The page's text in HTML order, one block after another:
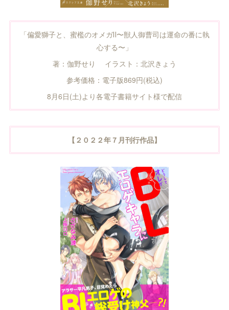
「偏愛獅子と、蜜檻のオメガⅡ〜獣人御曹司は運命の番に執
心する〜」
著：伽野せり イラスト：北沢きょう
参考価格：電子版869円(税込)
8月6日(土)より各電子書籍サイト様で配信
【２０２２年７月刊行作品】